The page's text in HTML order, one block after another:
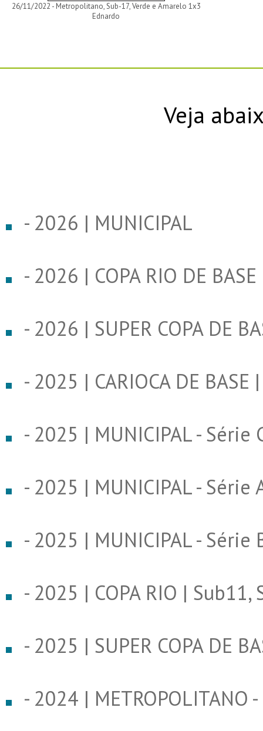
26/11/2022 - Metropolitano, Sub-17, Verde e Amarelo 1x3
Ednardo
Veja
- 2026 | MUNICIPAL
- 2026 | COPA RIO DE BASE
- 2026 | SUPER COPA DE
- 2025 | CARIOCA DE
- 2025 | MUNICIPAL - Série
- 2025 | MUNICIPAL - Série
- 2025 | MUNICIPAL - Série
- 2025 | COPA RIO |
- 2025 | SUPER COPA DE
- 2024 | METROPOLITANO